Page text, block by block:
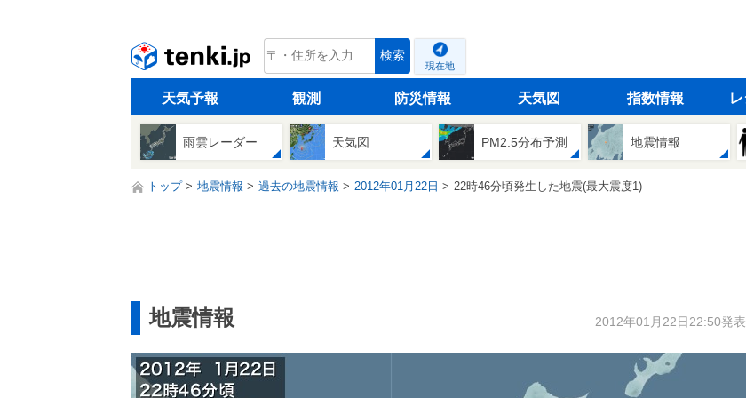
tenki.jp 検索
現在地
天気予報 観測 防災情報 天気図 指数情報
雨雲レーダー 天気図 PM2.5分布予測 地震情報
トップ 地震情報 過去の地震情報 2012年01月22日 22時46分頃発生した地震(最大震度1)
地震情報 2012年01月22日22:50発表